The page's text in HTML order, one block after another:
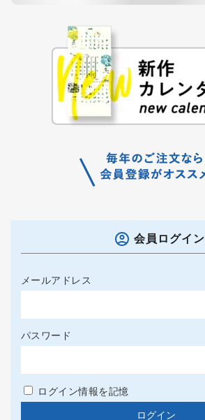
会員ログイン
メールアドレス
パスワード
ログイン情報を記憶